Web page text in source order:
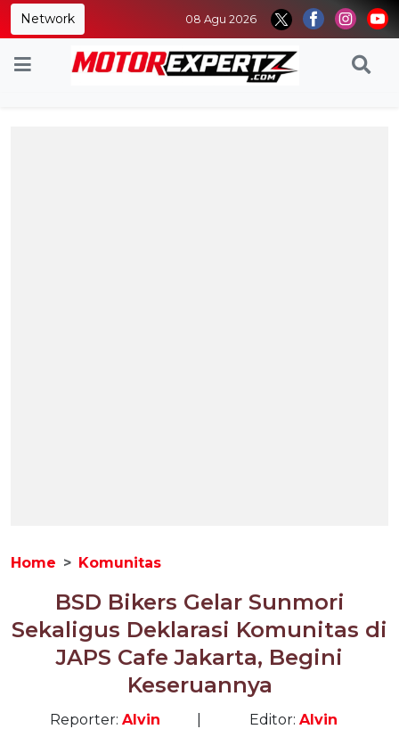
Network 08 Agu 2026
Home Komunitas
BSD Bikers Gelar Sunmori
Sekaligus Deklarasi Komunitas di
JAPS Cafe Jakarta, Begini
Keseruannya
Reporter: Alvin
Editor:Alvin